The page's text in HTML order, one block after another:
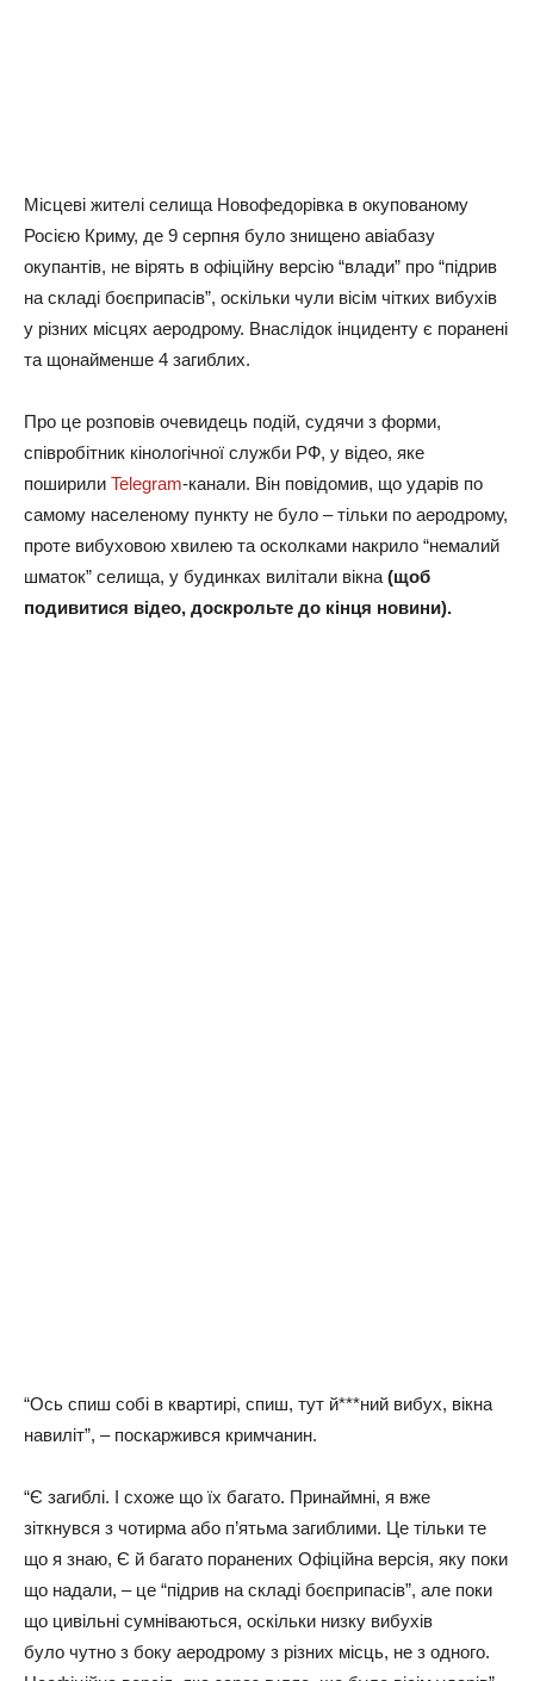
Місцеві жителі селища Новофедорівка в окупованому
Росією Криму, де 9 серпня було знищено авіабазу
окупантів, не вірять в офіційну версію “влади” про “підрив
на складі боєприпасів”, оскільки чули вісім чітких вибухів
у різних місцях аеродрому. Внаслідок інциденту є поранені
та щонайменше 4 загиблих.
Про це розповів очевидець подій, судячи з форми,
співробітник кінологічної служби РФ, у відео, яке
поширили Telegram-канали. Він повідомив, що ударів по
самому населеному пункту не було – тільки по аеродрому,
проте вибуховою хвилею та осколками накрило “немалий
шматок” селища, у будинках вилітали вікна (щоб
подивитися відео, доскрольте до кінця новини).
“Ось спиш собі в квартирі, спиш, тут й***ний вибух, вікна
навиліт”, – поскаржився кримчанин.
“Є загиблі. І схоже що їх багато. Принаймні, я вже
зіткнувся з чотирма або п’ятьма загиблими. Це тільки те
що я знаю, Є й багато поранених Офіційна версія, яку поки
що надали, – це “підрив на складі боєприпасів”, але поки
що цивільні сумніваються, оскільки низку вибухів
було чутно з боку аеродрому з різних місць, не з одного.